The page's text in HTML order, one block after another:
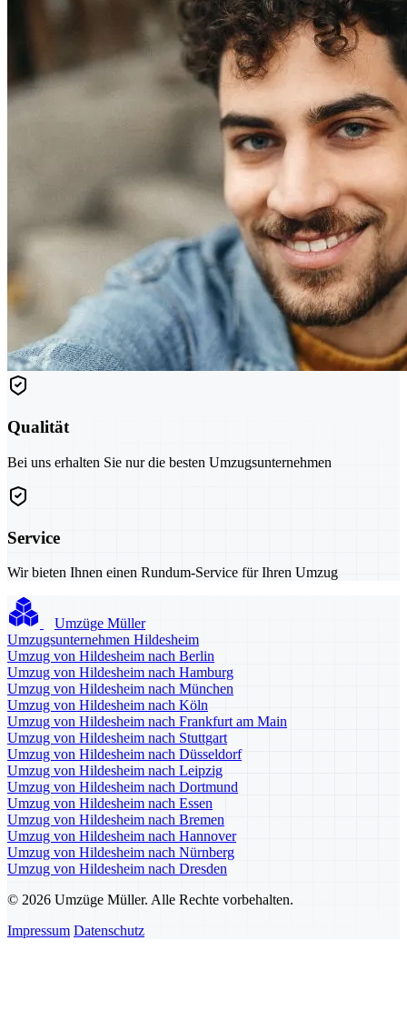
Qualität
Bei uns erhalten Sie nur die besten Umzugsunternehmen
Service
Wir bieten Ihnen einen Rundum-Service für Ihren Umzug
Umzüge Müller
Umzugsunternehmen Hildesheim
Umzug von Hildesheim nach Berlin
Umzug von Hildesheim nach Hamburg
Umzug von Hildesheim nach München
Umzug von Hildesheim nach Köln
Umzug von Hildesheim nach Frankfurt am Main
Umzug von Hildesheim nach Stuttgart
Umzug von Hildesheim nach Düsseldorf
Umzug von Hildesheim nach Leipzig
Umzug von Hildesheim nach Dortmund
Umzug von Hildesheim nach Essen
Umzug von Hildesheim nach Bremen
Umzug von Hildesheim nach Hannover
Umzug von Hildesheim nach Nürnberg
Umzug von Hildesheim nach Dresden
© 2026 Umzüge Müller. Alle Rechte vorbehalten.
Impressum Datenschutz